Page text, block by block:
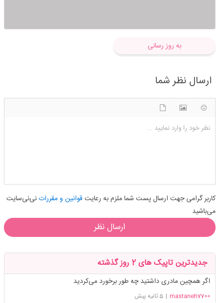
به روز رسانی
ارسال نظر شما
نظر خود را وارد نمایید ...
کاربر گرامی جهت ارسال پست شما ملزم به رعایت قوانین و مقرراتنی‌نی‌سایت
می‌باشید
ارسال نظر
جدیدترین تاپیک های 2 روز گذشته
اگر همچین مادری داشتید چه طور برخورد می‌کردید
mastaneh7700
| 5 ثانیه پیش